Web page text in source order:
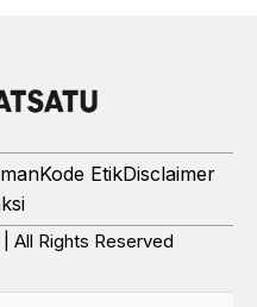
Kode EtikDisclaimer
All Rights Reserved